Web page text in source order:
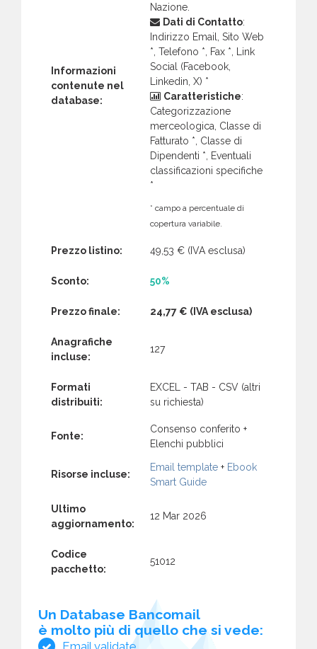
Informazioni
contenute nel
database:
Nazione.
Dati di Contatto:
Indirizzo Email, Sito Web
*, Telefono *, Fax *, Link
Social (Facebook,
Linkedin, X) *
Caratteristiche:
Categorizzazione
merceologica, Classe di
Fatturato *, Classe di
Dipendenti *, Eventuali
classificazioni specifiche
*
* campo a percentuale di
copertura variabile.
Prezzo listino: 49,53 € (IVA esclusa)
Sconto: 50%
Prezzo finale: 24,77 € (IVA esclusa)
Anagrafiche
incluse:
127
Formati
distribuiti:
EXCEL - TAB - CSV (altri
su richiesta)
Fonte:
Consenso conferito +
Elenchi pubblici
Risorse incluse:
Email template + Ebook
Smart Guide
Ultimo
aggiornamento:
12 Mar 2026
Codice
pacchetto:
51012
Un Database Bancomail
è molto più di quello che si vede:
Email validate